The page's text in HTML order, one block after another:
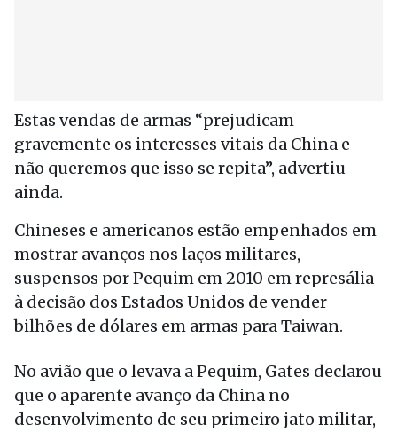
Estas vendas de armas “prejudicam
gravemente os interesses vitais da China e
não queremos que isso se repita”, advertiu
ainda.
Chineses e americanos estão empenhados em
mostrar avanços nos laços militares,
suspensos por Pequim em 2010 em represália
à decisão dos Estados Unidos de vender
bilhões de dólares em armas para Taiwan.
No avião que o levava a Pequim, Gates declarou
que o aparente avanço da China no
desenvolvimento de seu primeiro jato militar,